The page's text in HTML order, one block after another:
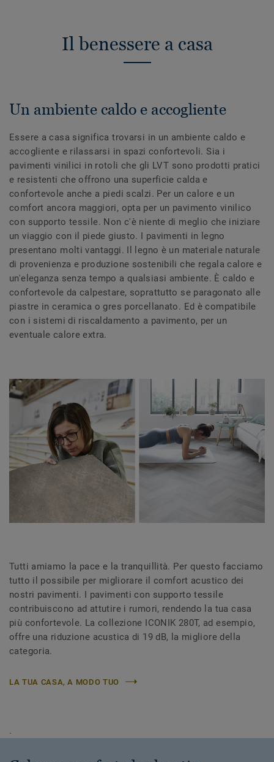
Il benessere a casa
Un ambiente caldo e accogliente
Essere a casa significa trovarsi in un ambiente caldo e
accogliente e rilassarsi in spazi confortevoli. Sia i
pavimenti vinilici in rotoli che gli LVT sono prodotti pratici
e resistenti che offrono una superficie calda e
confortevole anche a piedi scalzi. Per un calore e un
comfort ancora maggiori, opta per un pavimento vinilico
con supporto tessile. Non c'è niente di meglio che iniziare
un viaggio con il piede giusto. I pavimenti in legno
presentano molti vantaggi. Il legno è un materiale naturale
di provenienza e produzione sostenibili che regala calore e
un'eleganza senza tempo a qualsiasi ambiente. È caldo e
confortevole da calpestare, soprattutto se paragonato alle
piastre in ceramica o gres porcellanato. Ed è compatibile
con i sistemi di riscaldamento a pavimento, per un
eventuale calore extra.
Tutti amiamo la pace e la tranquillità. Per questo facciamo
tutto il possibile per migliorare il comfort acustico dei
nostri pavimenti. I pavimenti con supporto tessile
contribuiscono ad attutire i rumori, rendendo la tua casa
più confortevole. La collezione ICONIK 280T, ad esempio,
offre una riduzione acustica di 19 dB, la migliore della
categoria.
LA TUA CASA, A MODO TUO
.